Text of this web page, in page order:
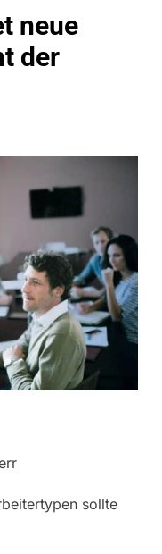
neue
der
sollte